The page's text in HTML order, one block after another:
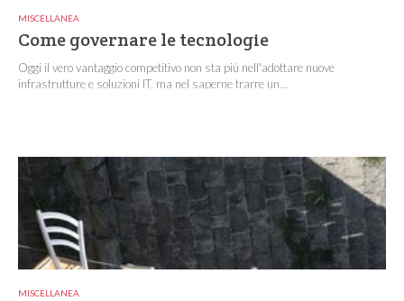
MISCELLANEA
Come governare le tecnologie
Oggi il vero vantaggio competitivo non sta più nell'adottare nuove
infrastrutture e soluzioni IT, ma nel saperne trarre un...
MISCELLANEA